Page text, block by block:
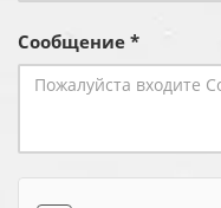
Сообщение *